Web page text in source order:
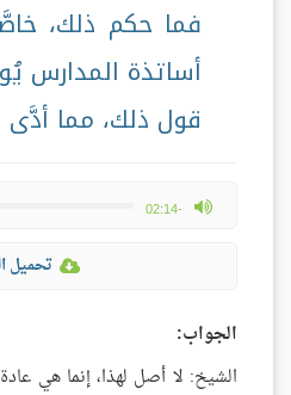
فما حكم ذلك،
أساتذة المدارس
قول ذلك، مما
-02:14
max volume
تحميل
الجواب:
الشيخ: لا أصل لهذا، إنما هي